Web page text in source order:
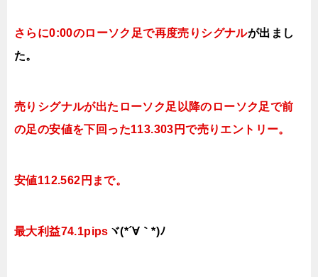
さらに0:00のローソク足で再度売り シグナルが出まし
た。
売りシグナルが出たローソク足以降のローソク足で前
の足の安値を下回った113.303円で売り エントリー。
安値112.562円まで。
最大利益74.1pips ヾ(*´∀｀*)ﾉ